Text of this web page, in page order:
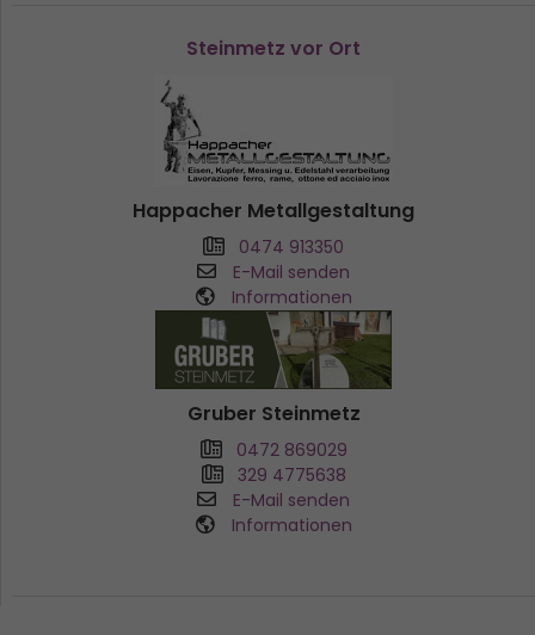
Steinmetz vor Ort
Happacher Metallgestaltung
0474 913350
E-Mail senden
Informationen
Gruber Steinmetz
0472 869029
329 4775638
E-Mail senden
Informationen